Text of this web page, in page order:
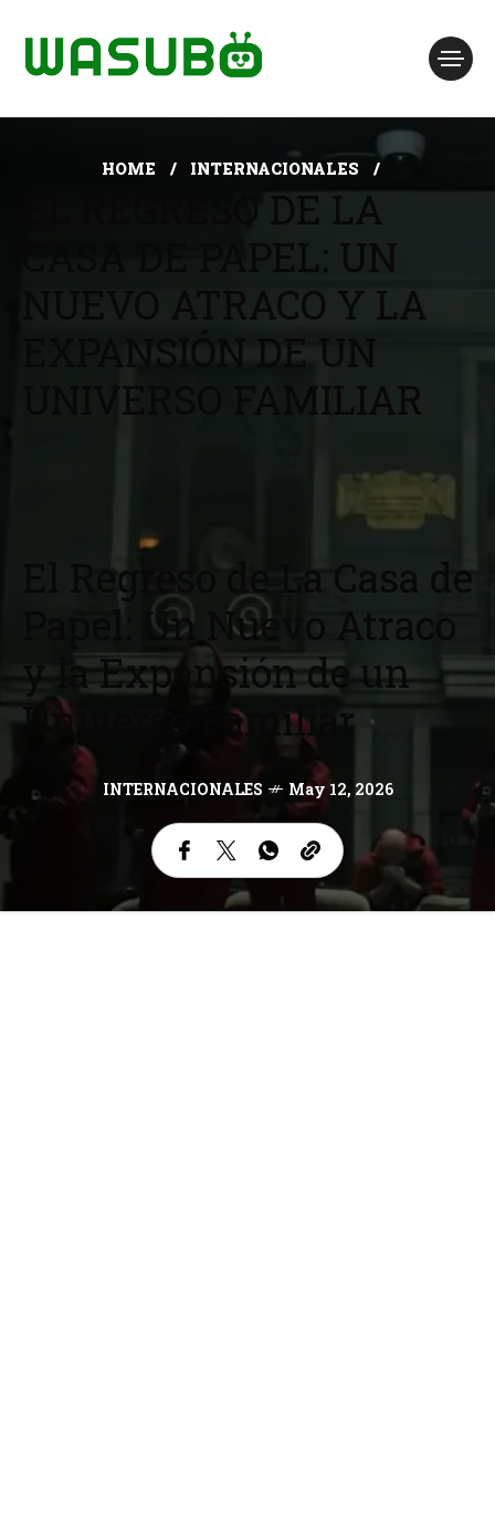
HOME INTERNACIONALES
EL REGRESO DE LA
CASA DE PAPEL: UN
NUEVO ATRACO Y LA
EXPANSIÓN DE UN
UNIVERSO FAMILIAR
El Regreso de La Casa de
Papel: Un Nuevo Atraco
y la Expansión de un
Universo Familiar
INTERNACIONALES May 12, 2026